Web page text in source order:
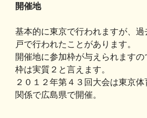
開催地
基本的に東京で行われますが、
戸で行われたことがあります。
開催地に参加枠が与えられます
枠は実質２と言えます。
２０１２年第４３回大会は東京
関係で広島県で開催。